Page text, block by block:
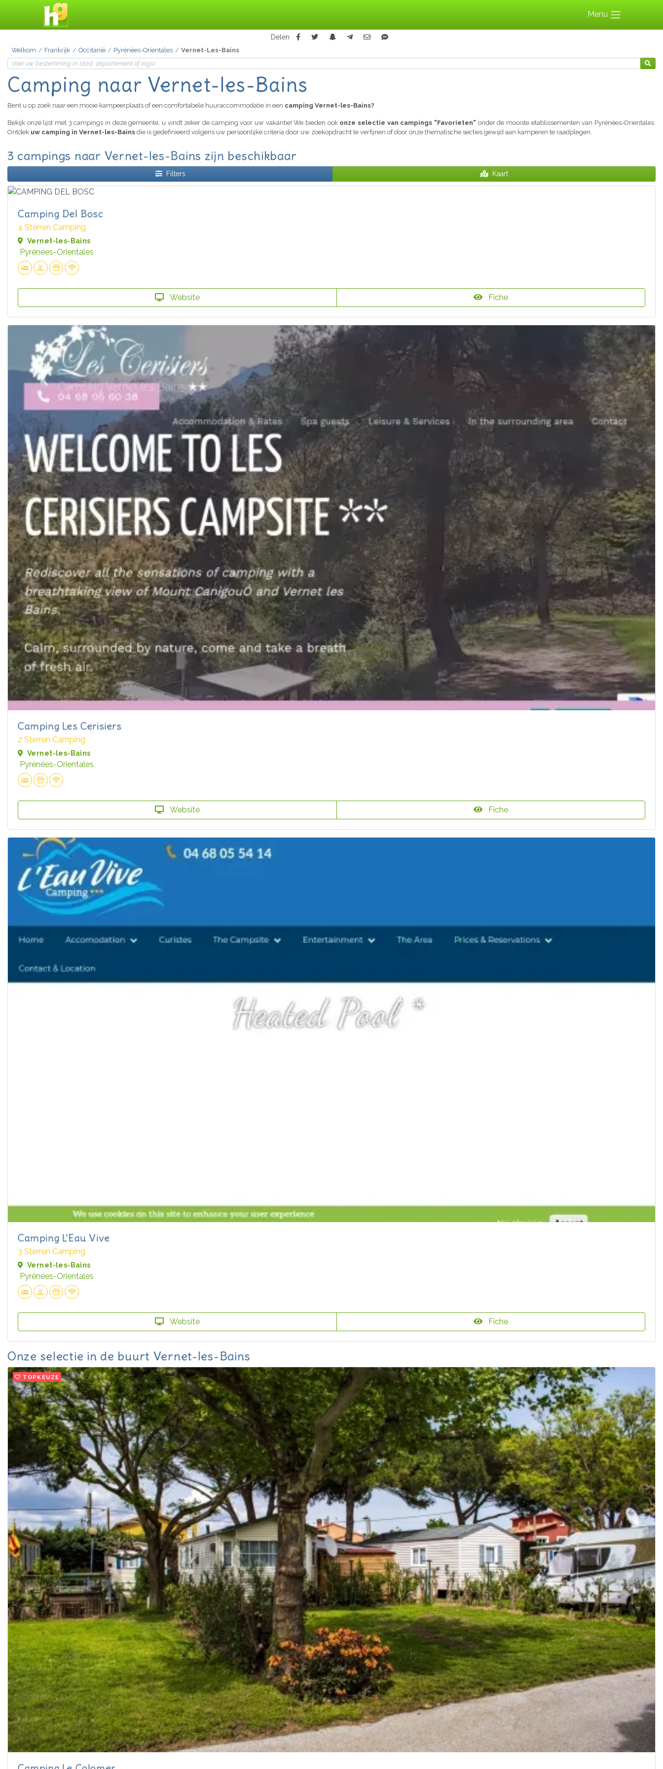
Menu
Delen
Welkom Frankrijk Occitanië Pyrénées-Orientales Vernet-Les-Bains
Camping naar Vernet-les-Bains
Bent u op zoek naar een mooie kampeerplaats of een comfortabele huuraccommodatie in een camping Vernet-les-Bains?
Bekijk onze lijst met 3 campings in deze gemeente, u vindt zeker de camping voor uw vakantie! We bieden ook onze selectie van campings "Favorieten" onder de mooiste etablissementen van Pyrénées-Orientales.
Ontdek uw camping in Vernet-les-Bains die is gedefinieerd volgens uw persoonlijke criteria door uw zoekopdracht te verfijnen of door onze thematische secties gewijd aan kamperen te raadplegen.
3 campings naar Vernet-les-Bains zijn beschikbaar
Filters Kaart
Camping Del Bosc
4 Sterren Camping
Vernet-les-Bains
Pyrénées-Orientales
Website Fiche
Camping Les Cerisiers
2 Sterren Camping
Vernet-les-Bains
Pyrénées-Orientales
Website Fiche
Camping L'Eau Vive
3 Sterren Camping
Vernet-les-Bains
Pyrénées-Orientales
Website Fiche
Onze selectie in de buurt Vernet-les-Bains
TOPKEUZE